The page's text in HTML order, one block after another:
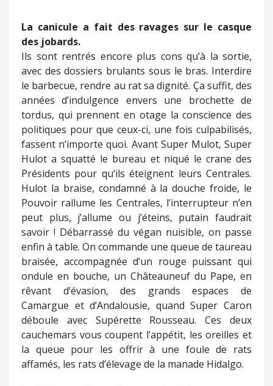
La canicule a fait des ravages sur le casque
des jobards.
Ils sont rentrés encore plus cons qu’à la sortie,
avec des dossiers brulants sous le bras. Interdire
le barbecue, rendre au rat sa dignité. Ça suffit, des
années d’indulgence envers une brochette de
tordus, qui prennent en otage la conscience des
politiques pour que ceux-ci, une fois culpabilisés,
fassent n’importe quoi. Avant Super Mulot, Super
Hulot a squatté le bureau et niqué le crane des
Présidents pour qu’ils éteignent leurs Centrales.
Hulot la braise, condamné à la douche froide, le
Pouvoir rallume les Centrales, l’interrupteur n’en
peut plus, j’allume ou j’éteins, putain faudrait
savoir ! Débarrassé du végan nuisible, on passe
enfin à table. On commande une queue de taureau
braisée, accompagnée d’un rouge puissant qui
ondule en bouche, un Châteauneuf du Pape, en
rêvant d’évasion, des grands espaces de
Camargue et d’Andalousie, quand Super Caron
déboule avec Supérette Rousseau. Ces deux
cauchemars vous coupent l’appétit, les oreilles et
la queue pour les offrir à une foule de rats
affamés, les rats d’élevage de la manade Hidalgo.